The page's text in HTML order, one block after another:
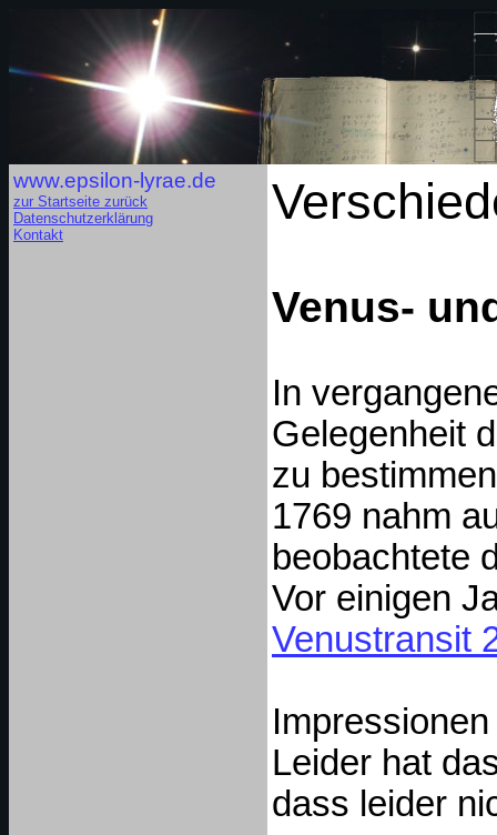
www.epsilon-lyrae.de
zur Startseite zurück
Datenschutzerklärung
Kontakt
Venus-
In
Gelegenheit
zu
1769 nahm
beobachtete
Vor einigen
Venustransit
Leider hat
dass leider